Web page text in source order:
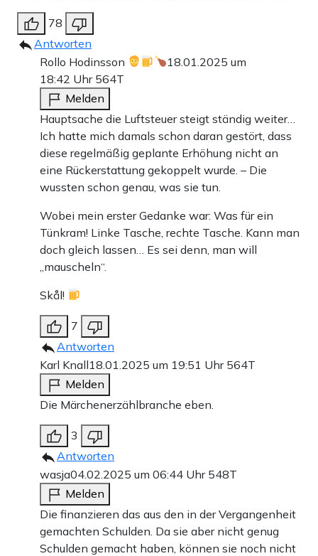
78
Antworten
Rollo Hodinsson
18.01.2025 um
18:42 Uhr 564T
Melden
Hauptsache die Luftsteuer steigt ständig weiter…
Ich hatte mich damals schon daran gestört, dass
diese regelmäßig geplante Erhöhung nicht an
eine Rückerstattung gekoppelt wurde. – Die
wussten schon genau, was sie tun.
Wobei mein erster Gedanke war: Was für ein
Tünkram! Linke Tasche, rechte Tasche. Kann man
doch gleich lassen… Es sei denn, man will
„mauscheln“.
Skål!
7
Antworten
Karl Knall18.01.2025 um 19:51 Uhr 564T
Melden
Die Märchenerzählbranche eben.
3
Antworten
wasja04.02.2025 um 06:44 Uhr 548T
Melden
Die finanzieren das aus den in der Vergangenheit
gemachten Schulden. Da sie aber nicht genug
Schulden gemacht haben, können sie noch nicht